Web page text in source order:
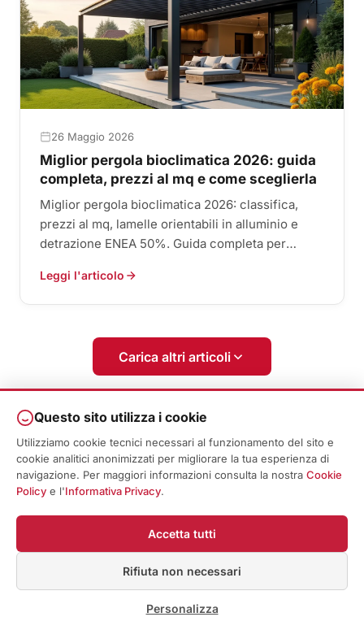
26 Maggio 2026
Miglior pergola bioclimatica 2026: guida
completa, prezzi al mq e come sceglierla
Miglior pergola bioclimatica 2026: classifica,
prezzi al mq, lamelle orientabili in alluminio e
detrazione ENEA 50%. Guida completa per
Leggi l'articolo
Carica altri articoli
Resta sempre aggiornato
Ricevi ogni settimana le ultime novità su normative,
bonus edilizi e guide tecniche direttamente nella tua
casella email.
Questo sito utilizza i cookie
Utilizziamo cookie tecnici necessari al funzionamento del sito e
cookie analitici anonimizzati per migliorare la tua esperienza di
navigazione. Per maggiori informazioni consulta la nostra Cookie
Policy e l'Informativa Privacy.
Accetta tutti
Rifiuta non necessari
Personalizza